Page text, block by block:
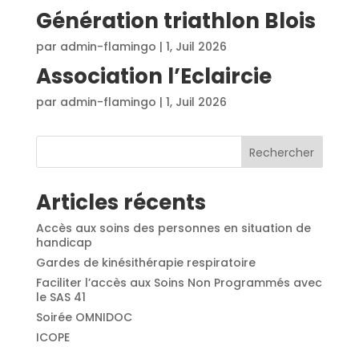
Génération triathlon Blois
par admin-flamingo | 1, Juil 2026
Association l’Eclaircie
par admin-flamingo | 1, Juil 2026
Rechercher
Articles récents
Accès aux soins des personnes en situation de
handicap
Gardes de kinésithérapie respiratoire
Faciliter l’accès aux Soins Non Programmés avec
le SAS 41
Soirée OMNIDOC
ICOPE